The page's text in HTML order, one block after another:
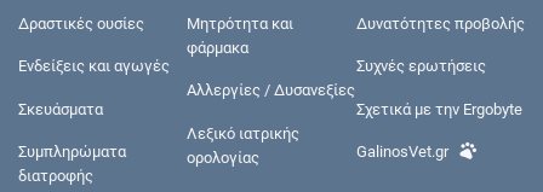
Δραστικές ουσίες
Ενδείξεις και αγωγές
Σκευάσματα
Συμπληρώματα
διατροφής
Μητρότητα και
φάρμακα
Αλλεργίες / Δυσανεξίες
Λεξικό ιατρικής
ορολογίας
Δυνατότητες προβολής
Συχνές ερωτήσεις
Σχετικά με την Ergobyte
GalinosVet.gr